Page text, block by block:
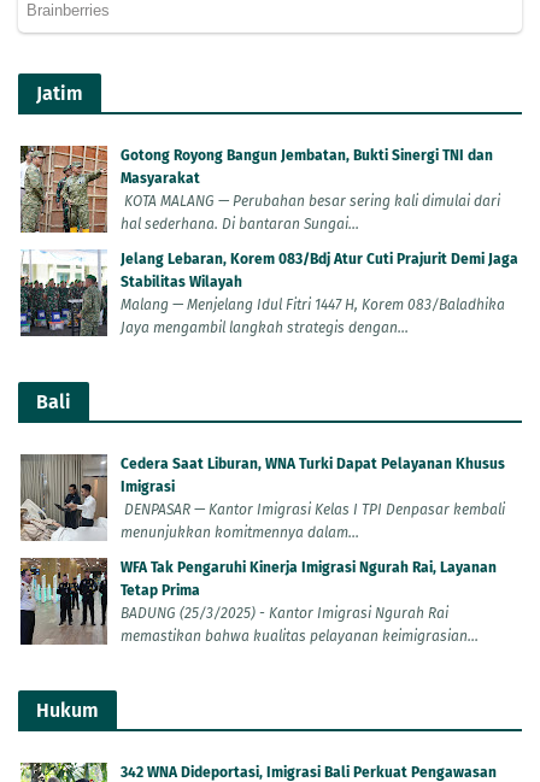
Jatim
Gotong Royong Bangun Jembatan, Bukti Sinergi TNI dan
Masyarakat
KOTA MALANG — Perubahan besar sering kali dimulai dari
hal sederhana. Di bantaran Sungai...
Jelang Lebaran, Korem 083/Bdj Atur Cuti Prajurit Demi Jaga
Stabilitas Wilayah
Malang — Menjelang Idul Fitri 1447 H, Korem 083/Baladhika
Jaya mengambil langkah strategis dengan...
Bali
Cedera Saat Liburan, WNA Turki Dapat Pelayanan Khusus
Imigrasi
DENPASAR — Kantor Imigrasi Kelas I TPI Denpasar kembali
menunjukkan komitmennya dalam...
WFA Tak Pengaruhi Kinerja Imigrasi Ngurah Rai, Layanan
Tetap Prima
BADUNG (25/3/2025) - Kantor Imigrasi Ngurah Rai
memastikan bahwa kualitas pelayanan keimigrasian...
Hukum
342 WNA Dideportasi, Imigrasi Bali Perkuat Pengawasan